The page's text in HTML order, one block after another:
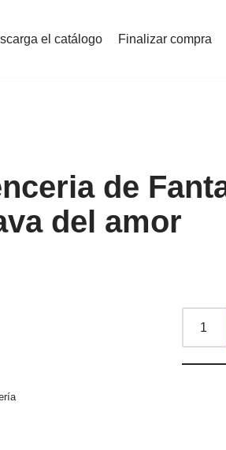
el catálogo Finalizar compra
de
del amor